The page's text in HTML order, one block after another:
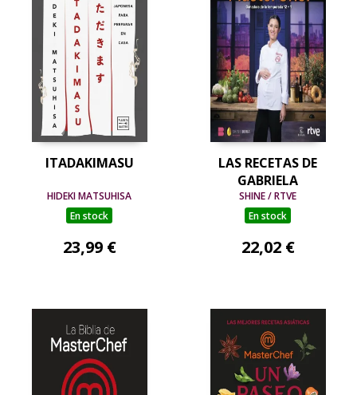
ITADAKIMASU
HIDEKI MATSUHISA
En stock
23,99 €
LAS RECETAS DE
GABRIELA
SHINE / RTVE
En stock
22,02 €